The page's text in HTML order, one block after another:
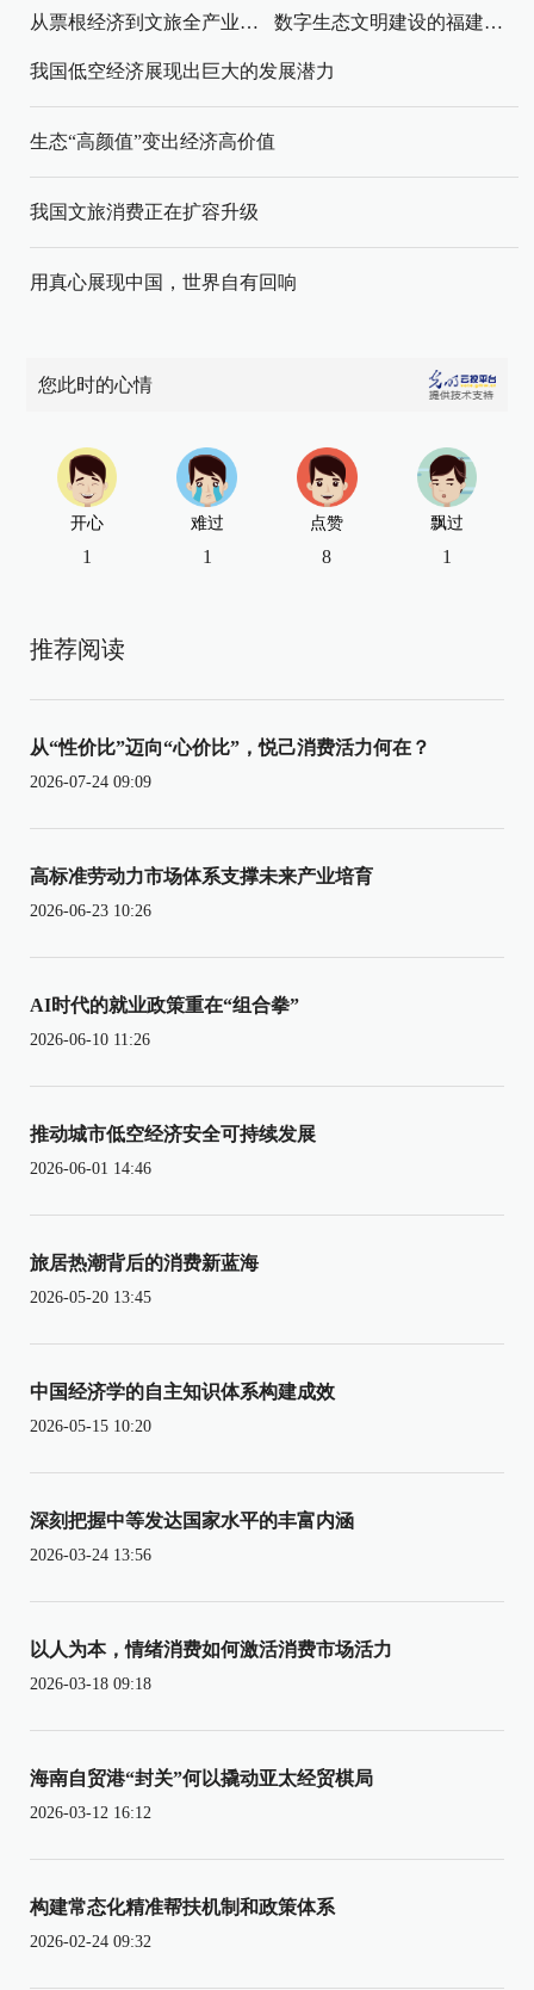
从票根经济到文旅全产业链升级 数字生态文明建设的福建路径与启示
我国低空经济展现出巨大的发展潜力
生态“高颜值”变出经济高价值
我国文旅消费正在扩容升级
用真心展现中国，世界自有回响
您此时的心情
开心
1
难过
1
点赞
8
飘过
1
推荐阅读
从“性价比”迈向“心价比”，悦己消费活力何在？
2026-07-24 09:09
高标准劳动力市场体系支撑未来产业培育
2026-06-23 10:26
AI时代的就业政策重在“组合拳”
2026-06-10 11:26
推动城市低空经济安全可持续发展
2026-06-01 14:46
旅居热潮背后的消费新蓝海
2026-05-20 13:45
中国经济学的自主知识体系构建成效
2026-05-15 10:20
深刻把握中等发达国家水平的丰富内涵
2026-03-24 13:56
以人为本，情绪消费如何激活消费市场活力
2026-03-18 09:18
海南自贸港“封关”何以撬动亚太经贸棋局
2026-03-12 16:12
构建常态化精准帮扶机制和政策体系
2026-02-24 09:32